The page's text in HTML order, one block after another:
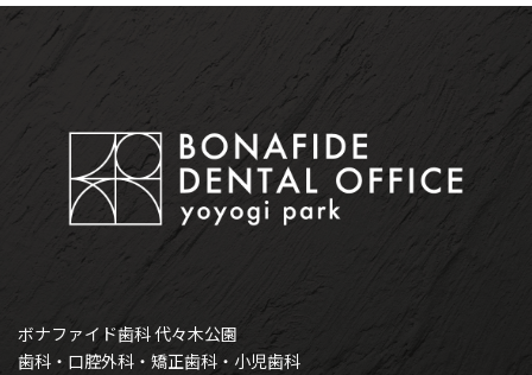
ボナファイド歯科 代々木公園
歯科・口腔外科・矯正歯科・小児歯科